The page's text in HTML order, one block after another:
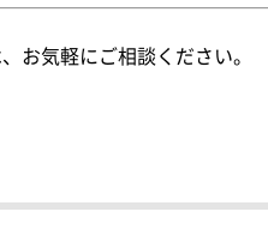
お気軽にご相談ください。